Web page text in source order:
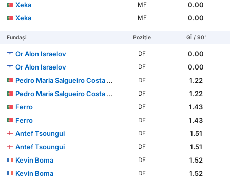
Xeka
MF
0.00
Xeka
MF 0.00
Fundași Poziție GÎ / 90'
Or Alon Israelov DF
0.00
Or Alon Israelov
DF
0.00
Pedro Maria Salgueiro Costa Pessoa Carvalho
DF
1.22
Pedro Maria Salgueiro Costa Pessoa Carvalho
DF
1.22
Ferro
DF
1.43
Ferro
DF
1.43
Antef Tsoungui
DF
1.51
Antef Tsoungui
DF
1.51
Kevin Boma
DF
1.52
Kevin Boma
DF
1.52